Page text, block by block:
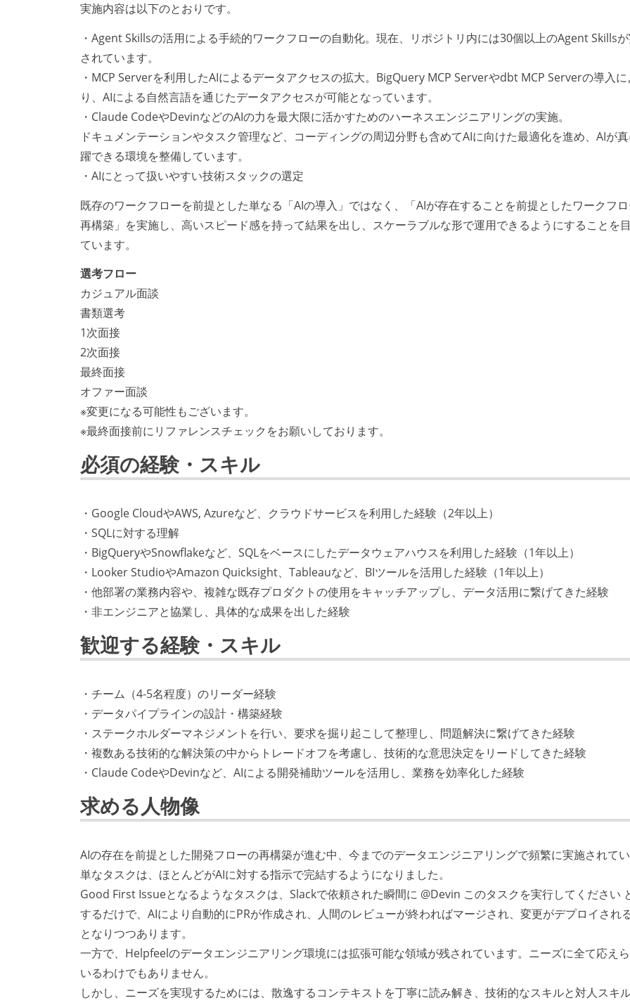
実施内容は以下のとおりです。
・Agent Skillsの活用による手続的ワークフローの自動化。現在、リポジトリ内には30個以上のAgent Skills
されています。
・MCP Serverを利用したAIによるデータアクセスの拡大。BigQuery MCP Serverやdbt MCP Serverの導入に
り、AIによる自然言語を通じたデータアクセスが可能となっています。
・Claude CodeやDevinなどのAIの力を最大限に活かすためのハーネスエンジニアリングの実施。
ドキュメンテーションやタスク管理など、コーディングの周辺分野も含めてAIに向けた最適化を進め、AIが
躍できる環境を整備しています。
・AIにとって扱いやすい技術スタックの選定
既存のワークフローを前提とした単なる「AIの導入」ではなく、「AIが存在することを前提としたワークフ
再構築」を実施し、高いスピード感を持って結果を出し、スケーラブルな形で運用できるようにすることを
ています。
選考フロー
カジュアル面談
書類選考
1次面接
2次面接
最終面接
オファー面談
※変更になる可能性もございます。
※最終面接前にリファレンスチェックをお願いしております。
必須の経験・スキル
・Google CloudやAWS, Azureなど、クラウドサービスを利用した経験（2年以上）
・SQLに対する理解
・BigQueryやSnowflakeなど、SQLをベースにしたデータウェアハウスを利用した経験（1年以上）
・Looker StudioやAmazon Quicksight、Tableauなど、BIツールを活用した経験（1年以上）
・他部署の業務内容や、複雑な既存プロダクトの使用をキャッチアップし、データ活用に繋げてきた経験
・非エンジニアと協業し、具体的な成果を出した経験
歓迎する経験・スキル
・チーム（4-5名程度）のリーダー経験
・データパイプラインの設計・構築経験
・ステークホルダーマネジメントを行い、要求を掘り起こして整理し、問題解決に繋げてきた経験
・複数ある技術的な解決策の中からトレードオフを考慮し、技術的な意思決定をリードしてきた経験
・Claude CodeやDevinなど、AIによる開発補助ツールを活用し、業務を効率化した経験
求める人物像
AIの存在を前提とした開発フローの再構築が進む中、今までのデータエンジニアリングで頻繁に実施されて
単なタスクは、ほとんどがAIに対する指示で完結するようになりました。
Good First Issueとなるようなタスクは、Slackで依頼された瞬間に @Devin このタスクを実行してください
するだけで、AIにより自動的にPRが作成され、人間のレビューが終わればマージされ、変更がデプロイされ
となりつつあります。
一方で、Helpfeelのデータエンジニアリング環境には拡張可能な領域が残されています。ニーズに全て応え
いるわけでもありません。
しかし、ニーズを実現するためには、散逸するコンテキストを丁寧に読み解き、技術的なスキルと対人スキ